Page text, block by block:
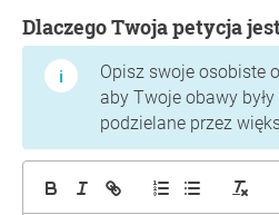
Dlaczego Twoja petycja
Opisz swoje osobiste
aby Twoje obawy były
podzielane przez